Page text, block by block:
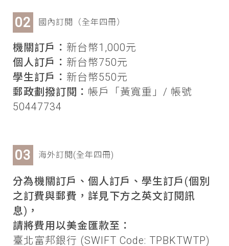
國內訂閱（全年四冊）
機關訂戶： 新台幣1,000元
個人訂戶： 新台幣750元
學生訂戶： 新台幣550元
郵政劃撥訂閱： 帳戶「黃寬重」/ 帳號
50447734
海外訂閱(全年四冊)
分為機關訂戶、個人訂戶、學生訂戶(個別
之訂費與郵費，詳見下方之英文訂閱訊
息)，
請將費用以美金匯款至：
臺北富邦銀行 (SWIFT Code: TPBKTWTP)